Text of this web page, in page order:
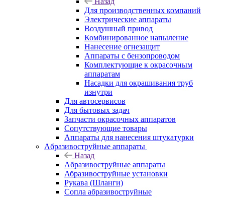
Для производственных компаний
Электрические аппараты
Воздушный привод
Комбинированное напыление
Нанесение огнезащит
Аппараты с бензопроводом
Комплектующие к окрасочным
аппаратам
Насадки для окрашивания труб
изнутри
Для автосервисов
Для бытовых задач
Запчасти окрасочных аппаратов
Сопутствующие товары
Аппараты для нанесения штукатурки
Aбразивоструйные аппараты
Назад
Aбразивоструйные аппараты
Абразивоструйные установки
Рукава (Шланги)
Сопла абразивоструйные